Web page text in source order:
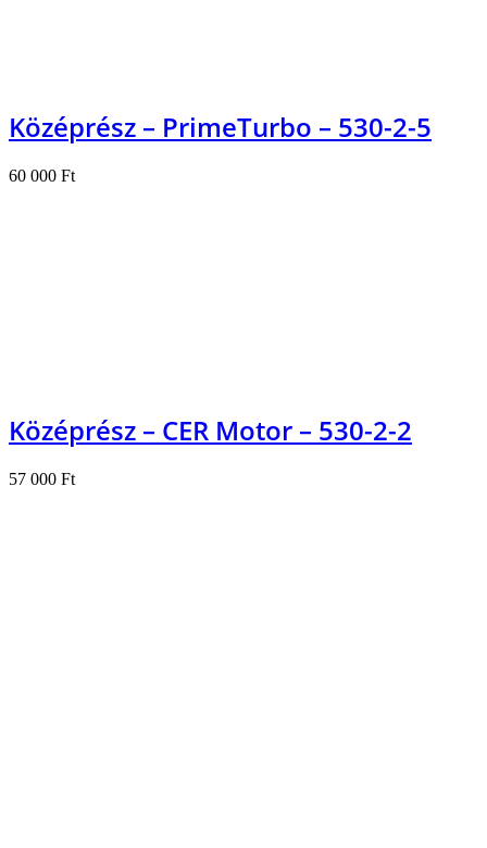
Középrész – PrimeTurbo – 530-2-5
60 000 Ft
Középrész – CER Motor – 530-2-2
57 000 Ft